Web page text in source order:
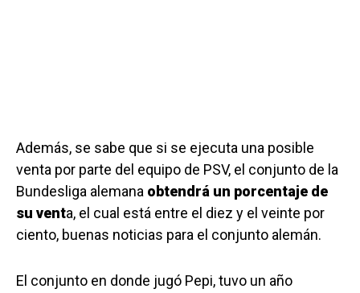
Además, se sabe que si se ejecuta una posible
venta por parte del equipo de PSV, el conjunto de la
Bundesliga alemana obtendrá un porcentaje de
su venta, el cual está entre el diez y el veinte por
ciento, buenas noticias para el conjunto alemán.
El conjunto en donde jugó Pepi, tuvo un año